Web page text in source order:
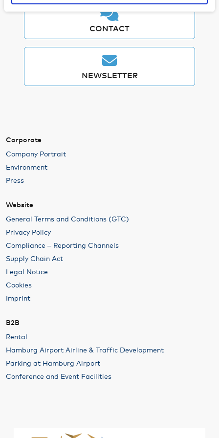
zusammen, die Sie ihnen bereitgestellt haben oder die
sie im Rahmen Ihrer Nutzung der Dienste gesammelt
haben. Weitere Informationen zur Datenverarbeitung
finden Sie auch in derDatenschutzerklärung.
process your information.
CONTACT
NEWSLETTER
Corporate
Company Portrait
Environment
Press
Website
General Terms and Conditions (GTC)
Privacy Policy
Compliance – Reporting Channels
Supply Chain Act
Legal Notice
Cookies
Imprint
B2B
Rental
Hamburg Airport Airline & Traffic Development
Parking at Hamburg Airport
Conference and Event Facilities